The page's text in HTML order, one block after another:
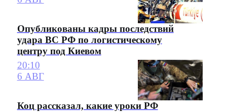
Опубликованы кадры последствий
удара ВС РФ по логистическому
центру под Киевом
20:10
6 АВГ
Коц рассказал, какие уроки РФ